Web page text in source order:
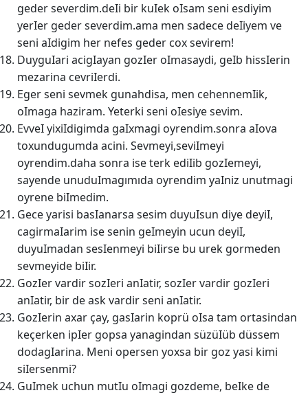
geder severdim.deIi bir kuIek oIsam seni esdiyim
yerIer geder severdim.ama men sadece deIiyem ve
seni aIdigim her nefes geder cox sevirem!
DuyguIari acigIayan gozIer oImasaydi, geIb hissIerin
mezarina cevriIerdi.
Eger seni sevmek gunahdisa, men cehennemIik,
oImaga haziram. Yeterki seni oIesiye sevim.
EvveI yixiIdigimda gaIxmagi oyrendim.sonra aIova
toxundugumda acini. Sevmeyi,seviImeyi
oyrendim.daha sonra ise terk ediIib gozIemeyi,
sayende unuduImagımıda oyrendim yaIniz unutmagi
oyrene biImedim.
Gece yarisi basIanarsa sesim duyuIsun diye deyiI,
cagirmaIarim ise senin geImeyin ucun deyiI,
duyuImadan sesIenmeyi biIirse bu urek gormeden
sevmeyide biIir.
GozIer vardir sozIeri anIatir, sozIer vardir gozIeri
anIatir, bir de ask vardir seni anIatir.
GozIerin axar çay, gasIarin koprü oIsa tam ortasindan
keçerken ipIer gopsa yanagindan süzüIüb düssem
dodagIarina. Meni opersen yoxsa bir goz yasi kimi
siIersenmi?
GuImek uchun mutIu oImagi gozdeme, beIke de